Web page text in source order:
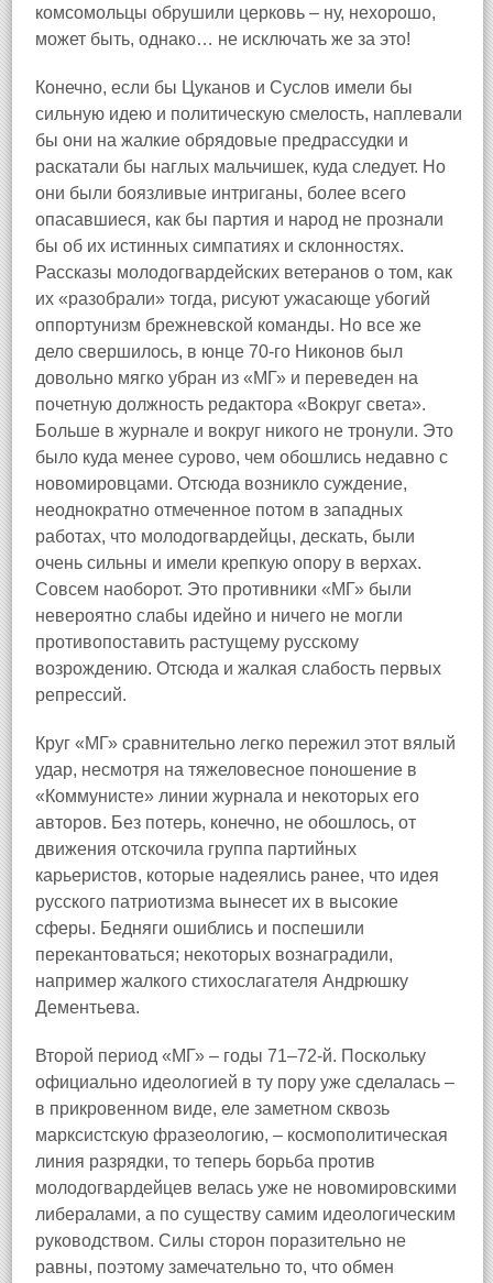
комсомольцы обрушили церковь – ну, нехорошо,
может быть, однако… не исключать же за это!
Конечно, если бы Цуканов и Суслов имели бы
сильную идею и политическую смелость, наплевали
бы они на жалкие обрядовые предрассудки и
раскатали бы наглых мальчишек, куда следует. Но
они были боязливые интриганы, более всего
опасавшиеся, как бы партия и народ не прознали
бы об их истинных симпатиях и склонностях.
Рассказы молодогвардейских ветеранов о том, как
их «разобрали» тогда, рисуют ужасающе убогий
оппортунизм брежневской команды. Но все же
дело свершилось, в юнце 70‑го Никонов был
довольно мягко убран из «МГ» и переведен на
почетную должность редактора «Вокруг света».
Больше в журнале и вокруг никого не тронули. Это
было куда менее сурово, чем обошлись недавно с
новомировцами. Отсюда возникло суждение,
неоднократно отмеченное потом в западных
работах, что молодогвардейцы, дескать, были
очень сильны и имели крепкую опору в верхах.
Совсем наоборот. Это противники «МГ» были
невероятно слабы идейно и ничего не могли
противопоставить растущему русскому
возрождению. Отсюда и жалкая слабость первых
репрессий.
Круг «МГ» сравнительно легко пережил этот вялый
удар, несмотря на тяжеловесное поношение в
«Коммунисте» линии журнала и некоторых его
авторов. Без потерь, конечно, не обошлось, от
движения отскочила группа партийных
карьеристов, которые надеялись ранее, что идея
русского патриотизма вынесет их в высокие
сферы. Бедняги ошиблись и поспешили
перекантоваться; некоторых вознаградили,
например жалкого стихослагателя Андрюшку
Дементьева.
Второй период «МГ» – годы 71–72‑й. Поскольку
официально идеологией в ту пору уже сделалась –
в прикровенном виде, еле заметном сквозь
марксистскую фразеологию, – космополитическая
линия разрядки, то теперь борьба против
молодогвардейцев велась уже не новомировскими
либералами, а по существу самим идеологическим
руководством. Силы сторон поразительно не
равны, поэтому замечательно то, что обмен